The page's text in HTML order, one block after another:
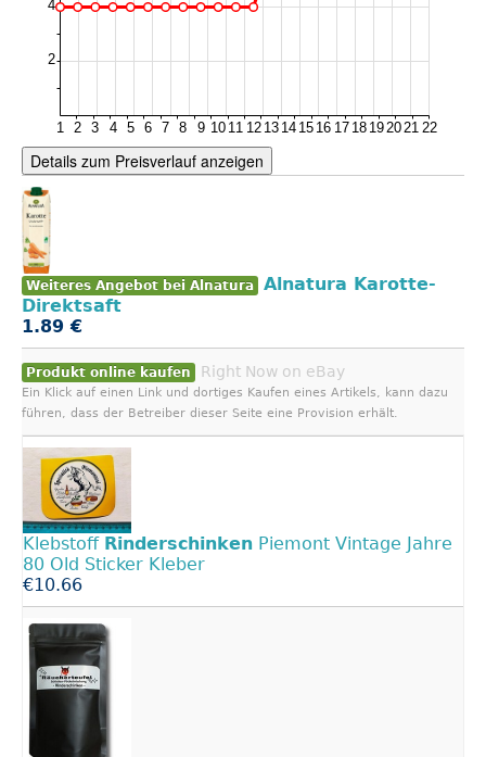
Details zum Preisverlauf anzeigen
Weiteres Angebot bei Alnatura
Alnatura Karotte-
Direktsaft
1.89 €
Produkt online kaufen Right Now on eBay
Ein Klick auf einen Link und dortiges Kaufen eines Artikels, kann dazu
führen, dass der Betreiber dieser Seite eine Provision erhält.
Klebstoff Rinderschinken Piemont Vintage Jahre
80 Old Sticker Kleber
€10.66